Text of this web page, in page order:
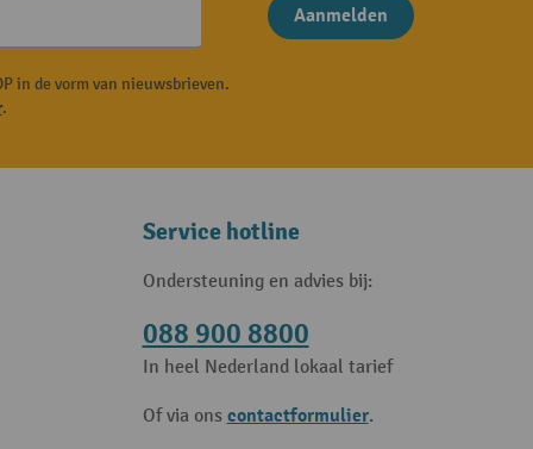
Aanmelden
in de vorm van nieuwsbrieven.
.
Service hotline
Ondersteuning en advies bij:
088 900 8800
In heel Nederland lokaal tarief
Of via ons contactformulier.